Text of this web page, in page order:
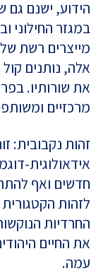
הידוע, ישנם גם
במגזר החילוני
מייצרים רשת
אלה, נותנים
את שורותיו.
מרכזיים
זהות נקבובית:
אידאולוגית-
חדשים ואף
לזהות
החרדיות
את החיים
עמה.